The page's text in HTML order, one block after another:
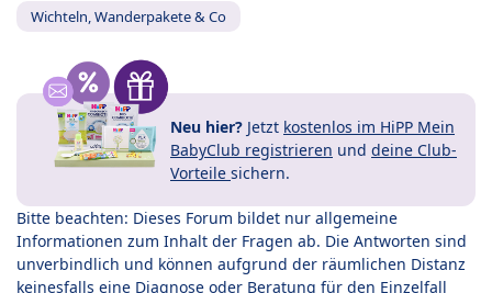
Wichteln, Wanderpakete & Co
Neu hier? Jetzt kostenlos im HiPP Mein
BabyClub registrieren und deine Club-
Vorteile sichern.
Bitte beachten: Dieses Forum bildet nur allgemeine
Informationen zum Inhalt der Fragen ab. Die Antworten sind
unverbindlich und können aufgrund der räumlichen Distanz
keinesfalls eine Diagnose oder Beratung für den Einzelfall